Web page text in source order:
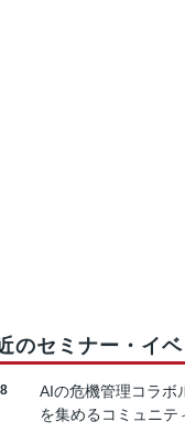
のセミナー・イベ
AIの危機管理コラボ
を集めるコミュニテ